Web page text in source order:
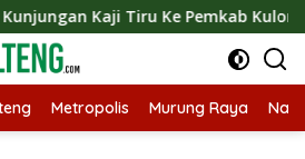
Tiru Ke Pemkab Kulon Progo
Metropolis Murung Raya